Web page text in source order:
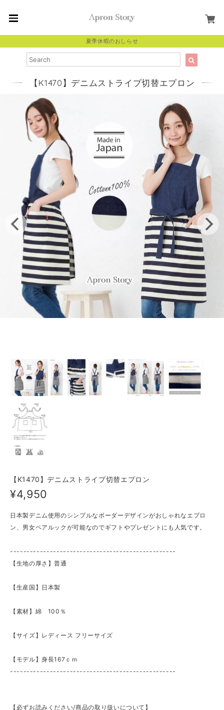
夏季休暇のおしらせ
【K1470】デニムストライプ切替エプロン
【K1470】デニムストライプ切替エプロン
¥4,950
日本製デニム使用のシンプルなボーダーデザインがおしゃれなエプロ
ン、男女ペアルックが可能なのでギフトやプレゼントにも人気です。
--------------------------------------------------
【生地の厚さ】普通
【生産国】日本製
【素材】綿 100％
【サイズ】レディース フリーサイズ
【モデル】身長167ｃｍ
--------------------------------------------------
【必ずお読みください/商品の取り扱いについて】